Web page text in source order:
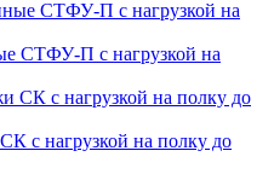
СТФУ-П с нагрузкой на
с нагрузкой на полку до